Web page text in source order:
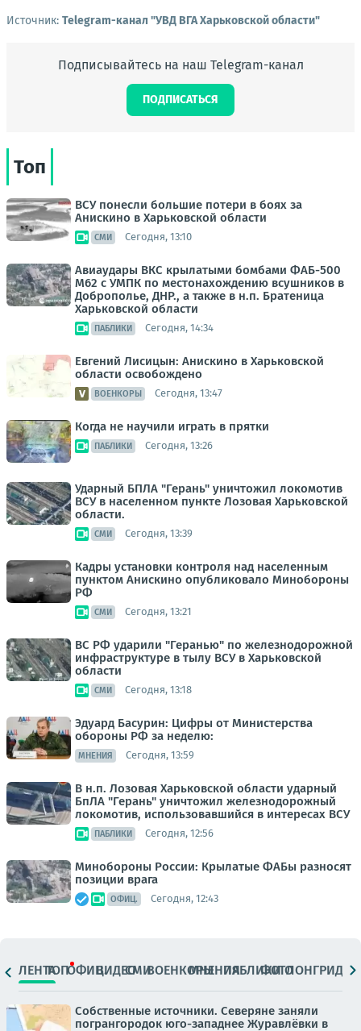
Источник: Telegram-канал "УВД ВГА Харьковской области"
Подписывайтесь на наш Telegram-канал
ПОДПИСАТЬСЯ
Топ
ВСУ понесли большие потери в боях за
Анискино в Харьковской области
СМИ Сегодня, 13:10
Авиаудары ВКС крылатыми бомбами ФАБ-500
М62 с УМПК по местонахождению всушников в
Доброполье, ДНР., а также в н.п. Братеница
Харьковской области
ПАБЛИКИ Сегодня, 14:34
Евгений Лисицын: Анискино в Харьковской
области освобождено
ВОЕНКОРЫ Сегодня, 13:47
Когда не научили играть в прятки
ПАБЛИКИ Сегодня, 13:26
Ударный БПЛА "Герань" уничтожил локомотив
ВСУ в населенном пункте Лозовая Харьковской
области.
СМИ Сегодня, 13:39
Кадры установки контроля над населенным
пунктом Анискино опубликовало Минобороны
РФ
СМИ Сегодня, 13:21
ВС РФ ударили "Геранью" по железнодорожной
инфраструктуре в тылу ВСУ в Харьковской
области
СМИ Сегодня, 13:18
Эдуард Басурин: Цифры от Министерства
обороны РФ за неделю:
МНЕНИЯ Сегодня, 13:59
В н.п. Лозовая Харьковской области ударный
БпЛА "Герань" уничтожил железнодорожный
локомотив, использовавшийся в интересах ВСУ
ПАБЛИКИ Сегодня, 12:56
Минобороны России: Крылатые ФАБы разносят
позиции врага
ОФИЦ. Сегодня, 12:43
ЛЕНТАТОПОФИЦ.ВИДЕОСМИВОЕНКОРЫМНЕНИЯПАБЛИКИ
ФОТОЛОНГРИДЫ
Собственные источники. Северяне заняли
погрангородок юго-западнее Журавлёвки в